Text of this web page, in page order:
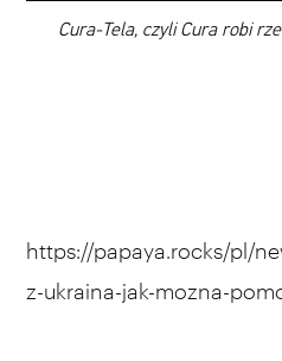
00:00
Cura-Tela, czyli Cura robi
https://papaya.rocks/pl/
z-ukraina-jak-mozna-